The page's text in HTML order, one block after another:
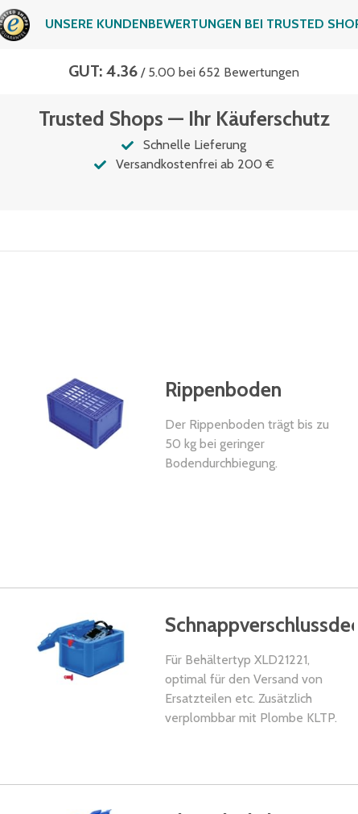
UNSERE KUNDENBEWERTUNGEN BEI TRUSTED
GUT: 4.36 / 5.00 bei 652 Bewertungen
Trusted Shops — Ihr Käuferschutz
Schnelle Lieferung
Versandkostenfrei ab 200 €
Rippenboden
Der Rippenboden trägt bis zu
50 kg bei geringer
Bodendurchbiegung.
Für Behältertyp XLD21221,
optimal für den Versand von
Ersatzteilen etc. Zusätzlich
verplombbar mit Plombe KLTP.